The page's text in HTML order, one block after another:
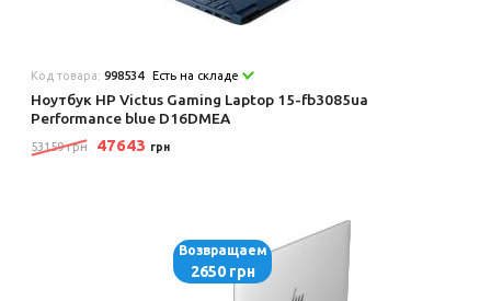
Код товара:998534 Есть на складе
Ноутбук HP Victus Gaming Laptop 15-fb3085ua
Performance blue D16DMEA
53159 грн 47643 грн
Возвращаем
2650 грн